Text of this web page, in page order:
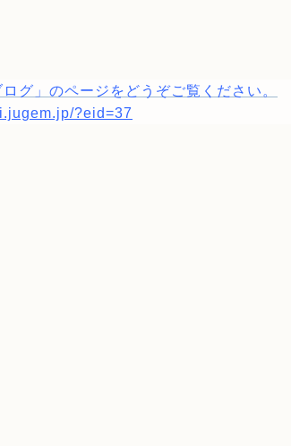
グ」のページをどうぞご覧ください。
?eid=37